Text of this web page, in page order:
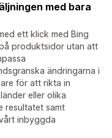
med bara
ett klick med Bing
produktsidor utan att
ändringarna i
för att rikta in
eller olika
resultatet samt
inbyggda